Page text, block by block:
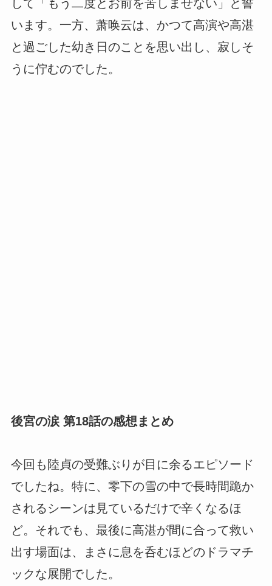
して「もう二度とお前を苦しませない」と誓
います。一方、萧唤云は、かつて高演や高湛
と過ごした幼き日のことを思い出し、寂しそ
うに佇むのでした。
後宮の涙 第18話の感想まとめ
今回も陸貞の受難ぶりが目に余るエピソード
でしたね。特に、零下の雪の中で長時間跪か
されるシーンは見ているだけで辛くなるほ
ど。それでも、最後に高湛が間に合って救い
出す場面は、まさに息を呑むほどのドラマチ
ックな展開でした。